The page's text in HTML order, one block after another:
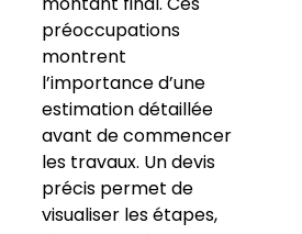
préoccupations
montrent
l’importance d’une
estimation détaillée
avant de commencer
les travaux. Un devis
précis permet de
visualiser les étapes,